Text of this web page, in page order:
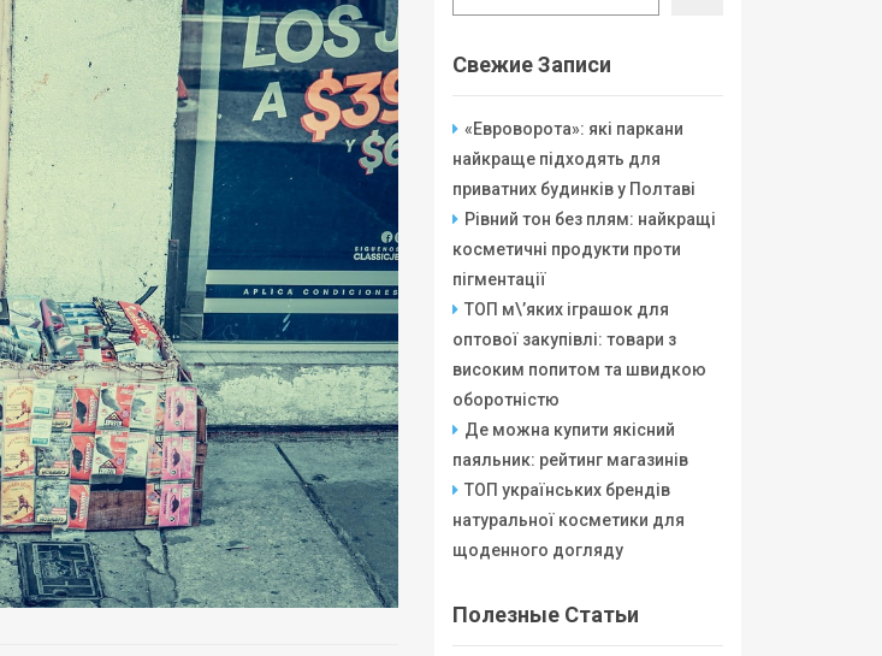
Свежие Записи
«Евроворота»: які паркани
найкраще підходять для
приватних будинків у Полтаві
Рівний тон без плям: найкращі
косметичні продукти проти
пігментації
ТОП м\’яких іграшок для
оптової закупівлі: товари з
високим попитом та швидкою
оборотністю
Де можна купити якісний
паяльник: рейтинг магазинів
ТОП українських брендів
натуральної косметики для
щоденного догляду
Полезные Статьи